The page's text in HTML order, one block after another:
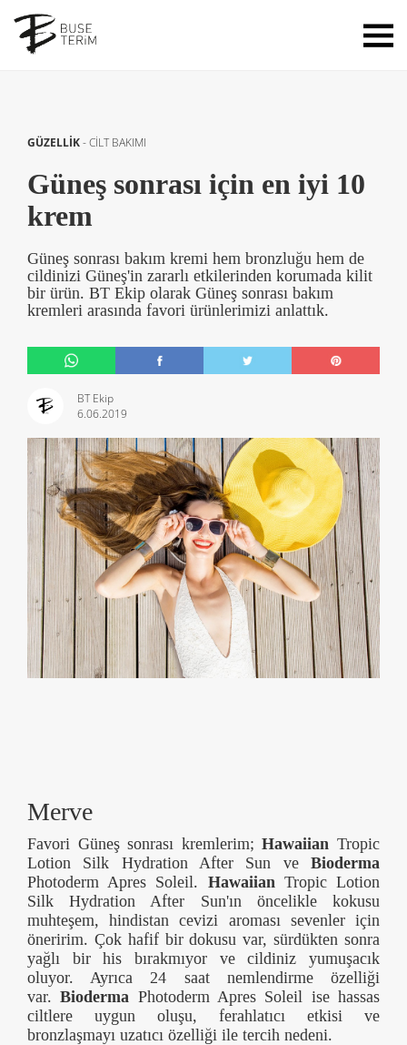
GÜZELLİK-CİLT BAKIMI
Güneş sonrası için en iyi 10
krem
Güneş sonrası bakım kremi hem bronzluğu hem de
cildinizi Güneş'in zararlı etkilerinden korumada kilit
bir ürün. BT Ekip olarak Güneş sonrası bakım
kremleri arasında favori ürünlerimizi anlattık.
BT Ekip
6.06.2019
Merve
Favori Güneş sonrası kremlerim;HawaiianTropic
Lotion Silk Hydration After Sun ve Bioderma
Photoderm Apres Soleil. Hawaiian Tropic Lotion
Silk Hydration After Sun'ın öncelikle kokusu
muhteşem, hindistan cevizi aroması sevenler için
öneririm. Çok hafif bir dokusu var, sürdükten sonra
yağlı bir his bırakmıyor ve cildiniz yumuşacık
oluyor. Ayrıca 24 saat nemlendirme özelliği
var.Bioderma Photoderm Apres Soleil ise hassas
ciltlere uygun oluşu, ferahlatıcı etkisi ve
bronzlaşmayı uzatıcı özelliği ile tercih nedeni.